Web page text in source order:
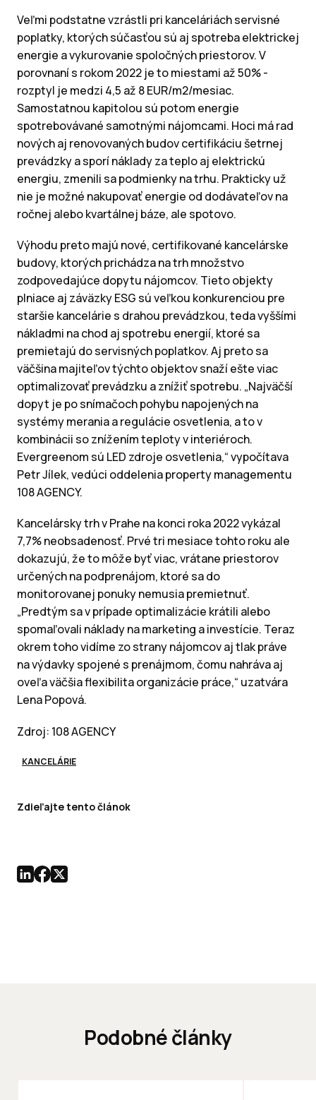
Veľmi podstatne vzrástli pri kanceláriách servisné
poplatky, ktorých súčasťou sú aj spotreba elektrickej
energie a vykurovanie spoločných priestorov. V
porovnaní s rokom 2022 je to miestami až 50% -
rozptyl je medzi 4,5 až 8 EUR/m2/mesiac.
Samostatnou kapitolou sú potom energie
spotrebovávané samotnými nájomcami. Hoci má rad
nových aj renovovaných budov certifikáciu šetrnej
prevádzky a sporí náklady za teplo aj elektrickú
energiu, zmenili sa podmienky na trhu. Prakticky už
nie je možné nakupovať energie od dodávateľov na
ročnej alebo kvartálnej báze, ale spotovo.
Výhodu preto majú nové, certifikované kancelárske
budovy, ktorých prichádza na trh množstvo
zodpovedajúce dopytu nájomcov. Tieto objekty
plniace aj záväzky ESG sú veľkou konkurenciou pre
staršie kancelárie s drahou prevádzkou, teda vyššími
nákladmi na chod aj spotrebu energií, ktoré sa
premietajú do servisných poplatkov. Aj preto sa
väčšina majiteľov týchto objektov snaží ešte viac
optimalizovať prevádzku a znížiť spotrebu. „Najväčší
dopyt je po snímačoch pohybu napojených na
systémy merania a regulácie osvetlenia, a to v
kombinácii so znížením teploty v interiéroch.
Evergreenom sú LED zdroje osvetlenia,“ vypočítava
Petr Jílek, vedúci oddelenia property managementu
108 AGENCY.
Kancelársky trh v Prahe na konci roka 2022 vykázal
7,7% neobsadenosť. Prvé tri mesiace tohto roku ale
dokazujú, že to môže byť viac, vrátane priestorov
určených na podprenájom, ktoré sa do
monitorovanej ponuky nemusia premietnuť.
„Predtým sa v prípade optimalizácie krátili alebo
spomaľovali náklady na marketing a investície. Teraz
okrem toho vidíme zo strany nájomcov aj tlak práve
na výdavky spojené s prenájmom, čomu nahráva aj
oveľa väčšia flexibilita organizácie práce,“ uzatvára
Lena Popová.
Zdroj: 108 AGENCY
KANCELÁRIE
Zdieľajte tento článok
Podobné články